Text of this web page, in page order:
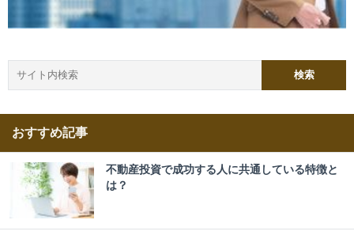
おすすめ記事
不動産投資で成功する人に共通している特徴と
は？